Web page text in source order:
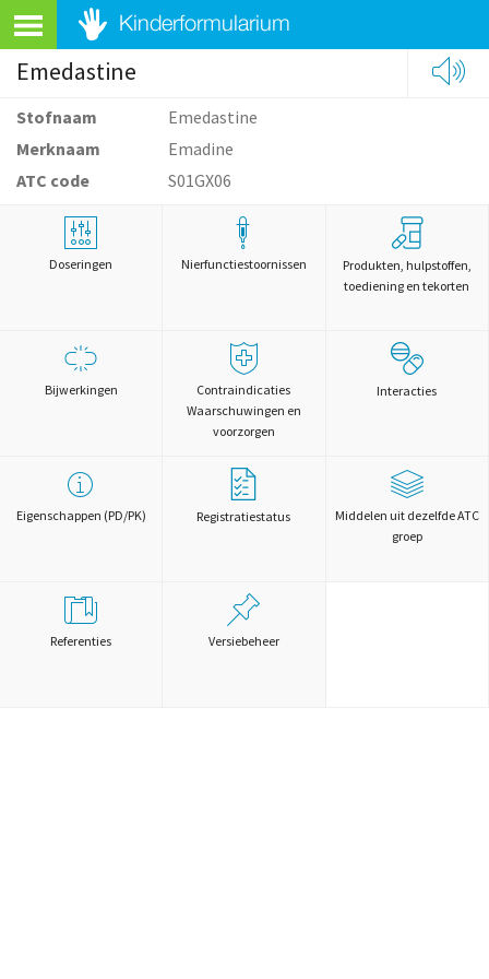
Emedastine
Stofnaam
Emedastine
Merknaam
Emadine
ATC code
S01GX06
Doseringen Nierfunctiestoornissen
Produkten, hulpstoffen,
toediening en tekorten
Bijwerkingen
Contraindicaties
Waarschuwingen en
voorzorgen
Interacties
Eigenschappen (PD/PK) Registratiestatus
Middelen uit dezelfde ATC
groep
Referenties Versiebeheer